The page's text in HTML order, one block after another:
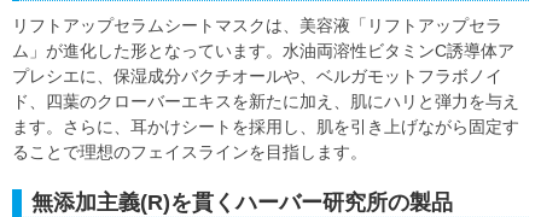
リフトアップセラムシートマスクは、美容液「リフトアップセラ
ム」が進化した形となっています。水油両溶性ビタミンC誘導体ア
プレシエに、保湿成分バクチオールや、ベルガモットフラボノイ
ド、四葉のクローバーエキスを新たに加え、肌にハリと弾力を与え
ます。さらに、耳かけシートを採用し、肌を引き上げながら固定す
ることで理想のフェイスラインを目指します。
無添加主義(R)を貫くハーバー研究所の製品